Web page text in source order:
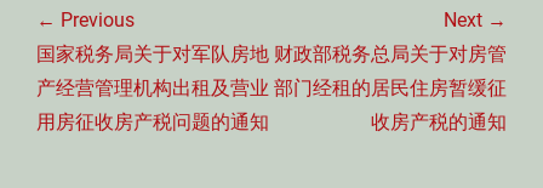
章
导
航
← Previous
Previous
post:
国家税务局关于对军队房地
产经营管理机构出租及营业
用房征收房产税问题的通知
Next →
Next
post:
财政部税务总局关于对房管
部门经租的居民住房暂缓征
收房产税的通知